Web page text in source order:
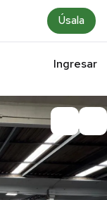
Úsala
Ingresar